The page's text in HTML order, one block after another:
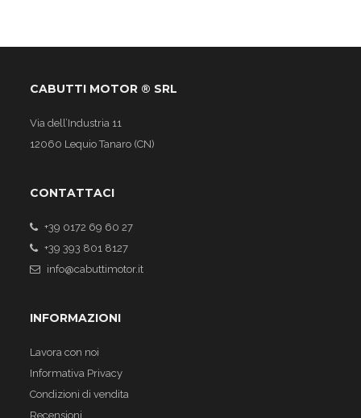
CABUTTI MOTOR ® SRL
Via dell’Industria 11
12060 Lequio Tanaro (CN)
CONTATTACI
+39 0172 69 60 27
+39 393 801 8127
info@cabuttimotor.it
INFORMAZIONI
Lavora con noi
Informativa Privacy
Condizioni di vendita
Recensioni